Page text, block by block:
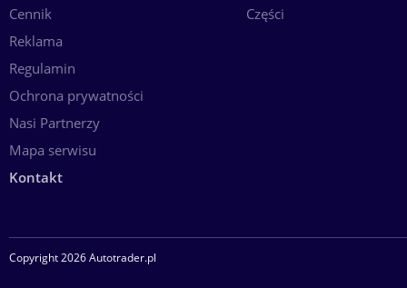
Cennik
Reklama
Regulamin
Ochrona prywatności
Nasi Partnerzy
Mapa serwisu
Kontakt
Części
Copyright 2026 Autotrader.pl